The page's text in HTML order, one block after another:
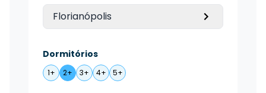
Florianópolis
Dormitórios
1+ 2+ 3+ 4+ 5+